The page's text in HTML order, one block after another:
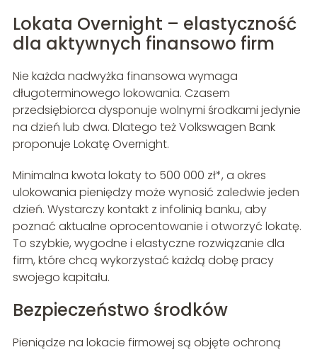
Lokata Overnight – elastyczność
dla aktywnych finansowo firm
Nie każda nadwyżka finansowa wymaga
długoterminowego lokowania. Czasem
przedsiębiorca dysponuje wolnymi środkami jedynie
na dzień lub dwa. Dlatego też Volkswagen Bank
proponuje Lokatę Overnight.
Minimalna kwota lokaty to 500 000 zł*, a okres
ulokowania pieniędzy może wynosić zaledwie jeden
dzień. Wystarczy kontakt z infolinią banku, aby
poznać aktualne oprocentowanie i otworzyć lokatę.
To szybkie, wygodne i elastyczne rozwiązanie dla
firm, które chcą wykorzystać każdą dobę pracy
swojego kapitału.
Bezpieczeństwo środków
Pieniądze na lokacie firmowej są objęte ochroną